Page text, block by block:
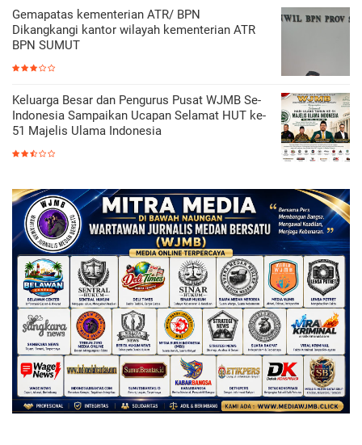
Gemapatas kementerian ATR/ BPN
Dikangkangi kantor wilayah kementerian ATR
BPN SUMUT
Keluarga Besar dan Pengurus Pusat WJMB Se-
Indonesia Sampaikan Ucapan Selamat HUT ke-
51 Majelis Ulama Indonesia